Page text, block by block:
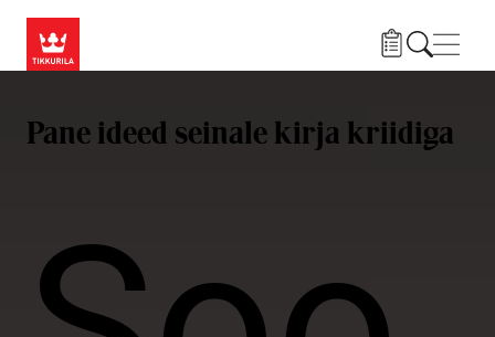
Pane ideed seinale kirja kriidiga